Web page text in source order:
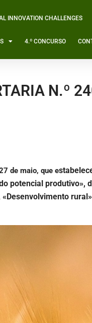
INNOVATION CHALLENGES
4.º CONCURSO
N.º
de maio, que e
potencial produtivo»,